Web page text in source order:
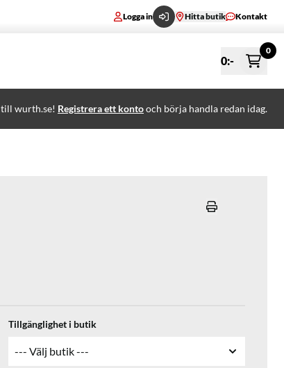
Logga in Hitta butik Kontakt
0:-
0
wurth.se! Registrera ett kontooch börja handla redan idag.
Tillgänglighet i butik